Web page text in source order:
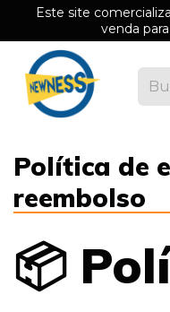
Este site
venda
Política de
reembolso
📦